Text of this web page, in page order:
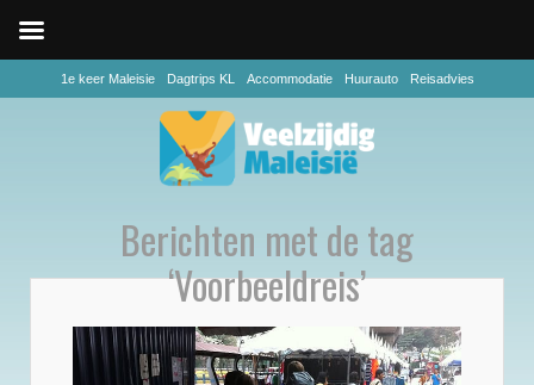
1e keer Maleisie Dagtrips KL Accommodatie Huurauto Reisadvies
Berichten met de tag
‘Voorbeeldreis’